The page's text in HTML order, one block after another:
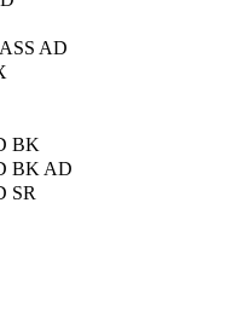
AD
BK
BK AD
SR